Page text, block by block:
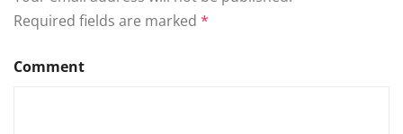
Required fields are marked *
Comment